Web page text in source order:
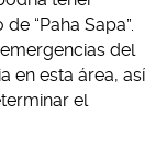
“Paha Sapa”.
del
en esta área, así
el